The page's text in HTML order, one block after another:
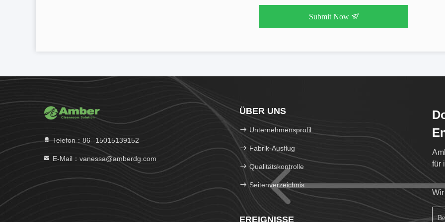
Submit Now
Telefon：86--15015139152
E-Mail：vanessa@amberdg.com
ÜBER UNS
Unternehmensprofil
Fabrik-Ausflug
Qualitätskontrolle
Seitenverzeichnis
EREIGNISSE
für